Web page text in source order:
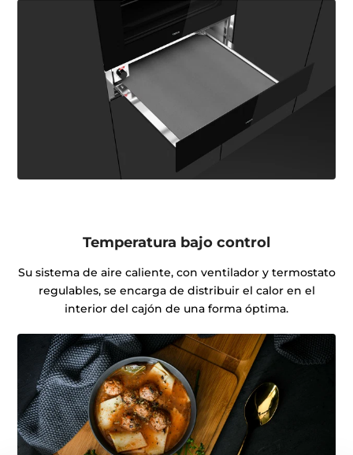
Temperatura bajo control
Su sistema de aire caliente, con ventilador y termostato
regulables, se encarga de distribuir el calor en el
interior del cajón de una forma óptima.